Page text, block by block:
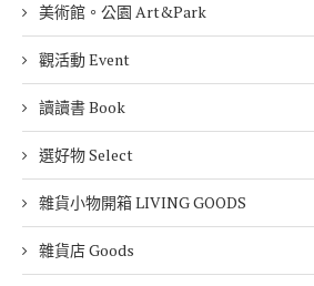
美術館。公園 Art&Park
觀活動 Event
讀讀書 Book
選好物 Select
雜貨小物開箱 LIVING GOODS
雜貨店 Goods